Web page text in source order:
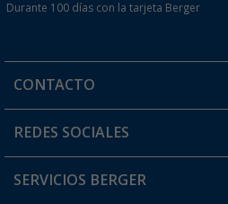
Durante 100 días con la tarjeta Berger
CONTACTO
Horario de atención al cliente:
¿Tienes alguna duda?
REDES SOCIALES
SERVICIOS BERGER